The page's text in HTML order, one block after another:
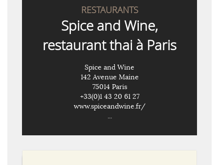
RESTAURANTS
Spice and Wine,
restaurant thai à Paris
Spice and Wine
142 Avenue Maine
75014 Paris
+33(0)1 43 20 61 27
www.spiceandwine.fr/
...